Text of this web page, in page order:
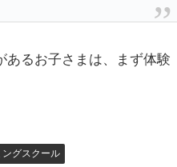
あるお子さまは、まず体験
グスクール